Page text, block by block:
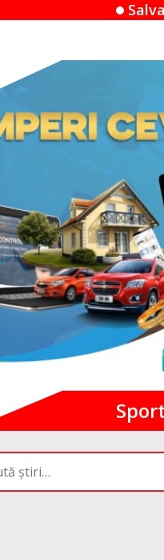
Salvare dramatică pe
Sport